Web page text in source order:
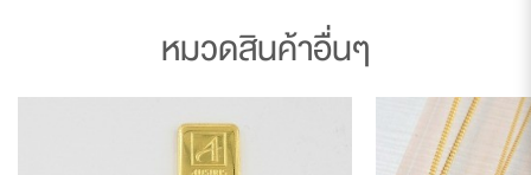
หมวดสินค้าอื่นๆ